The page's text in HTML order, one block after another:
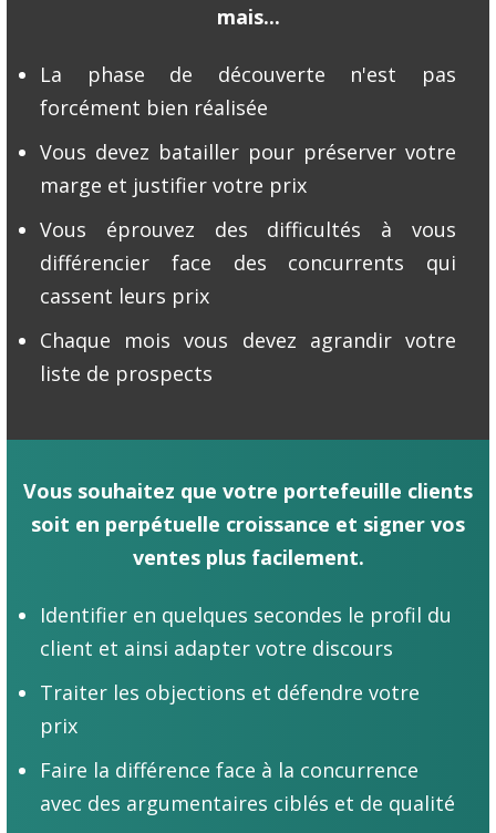
mais...
La phase de découverte n'est pas
forcément bien réalisée
Vous devez batailler pour préserver votre
marge et justifier votre prix
Vous éprouvez des difficultés à vous
différencier face des concurrents qui
cassent leurs prix
Chaque mois vous devez agrandir votre
liste de prospects
Vous souhaitez que votre portefeuille clients
soit en perpétuelle croissance et signer vos
ventes plus facilement.
Identifier en quelques secondes le profil du
client et ainsi adapter votre discours
Traiter les objections et défendre votre
prix
Faire la différence face à la concurrence
avec des argumentaires ciblés et de qualité